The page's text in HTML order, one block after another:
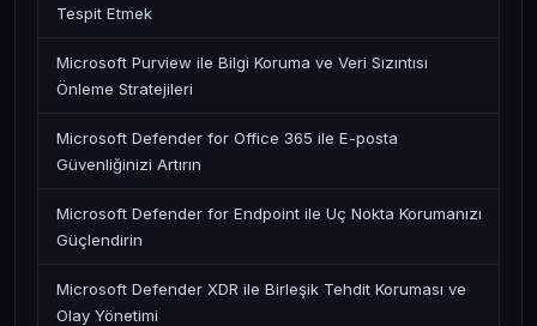
Tespit Etmek
Microsoft Purview ile Bilgi Koruma ve Veri Sızıntısı
Önleme Stratejileri
Microsoft Defender for Office 365 ile E-posta
Güvenliğinizi Artırın
Microsoft Defender for Endpoint ile Uç Nokta Korumanızı
Güçlendirin
Microsoft Defender XDR ile Birleşik Tehdit Koruması ve
Olay Yönetimi